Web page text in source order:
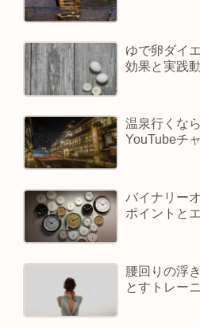
ゆで卵ダイ
効果と実践
温泉行くな
YouTubeチ
バイナリー
ポイントと
腰回りの浮
とすトレー